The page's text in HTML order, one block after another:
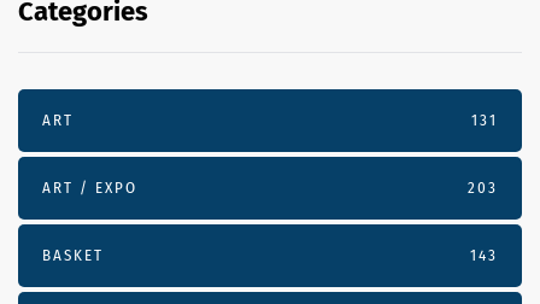
Categories
ART 131
ART / EXPO 203
BASKET 143